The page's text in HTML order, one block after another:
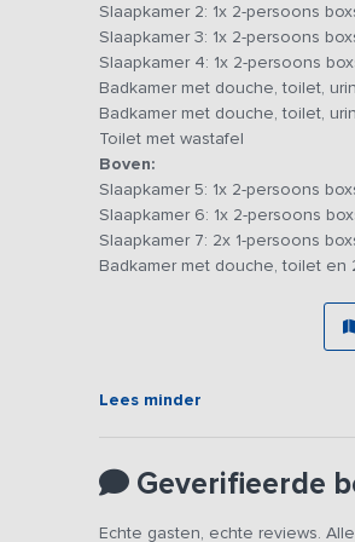
Verder zijn er op de begane
badkamers met douche, toilet,
Op de eerste verdieping vind je
boxspring bedden staan. Niet te
Het vakantiehuis ligt naast een
zomers de koeien grazen,
(grensoverschrijdende) fiets- en
Er is een mogelijkheid
Kortom: alle luxe en faciliteiten
Slaapkamer 2: 1x 2-persoons
Slaapkamer 3: 1x 2-persoons
Slaapkamer 4: 1x 2-persoons
Badkamer met douche, toilet,
Badkamer met douche, toilet,
Toilet met wastafel
Boven:
Slaapkamer 5: 1x 2-persoons
Slaapkamer 6: 1x 2-persoons
Slaapkamer 7: 2x 1-persoons
Badkamer met douche, toilet en
Lees minder
Geverifieerde
Echte gasten, echte reviews.